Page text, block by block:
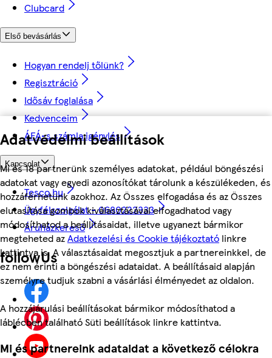
Adatvédelmi beállítások
Mi és 18 partnerünk személyes adatokat, például böngészési
adatokat vagy egyedi azonosítókat tárolunk a készülékeden, és
hozzáférhetünk azokhoz. Az Összes elfogadása és az Összes
elutasítása gombok kiválasztásával elfogadhatod vagy
módosíthatod a beállításaidat, illetve ugyanezt bármikor
megteheted azAdatkezelési és Cookie tájékoztató linkre
kattintva is. A választásaidat megosztjuk a partnereinkkel, de
ez nem érinti a böngészési adataidat. A beállításaid alapján
személyre tudjuk szabni a vásárlási élményedet az oldalon.
A hozzájárulási beállításokat bármikor módosíthatod a
láblécben található Süti beállítások linkre kattintva.
Mi és partnereink adataidat a következő célokra
Clubcard
Első bevásárlás
Hogyan rendelj tőlünk?
Regisztráció
Idősáv foglalása
Kedvenceim
ÁFÁ-s számla igénylés
Kapcsolat
Tesco.hu
Ügyfélszolgálat - 0680222333
Áruházkereső
followUs